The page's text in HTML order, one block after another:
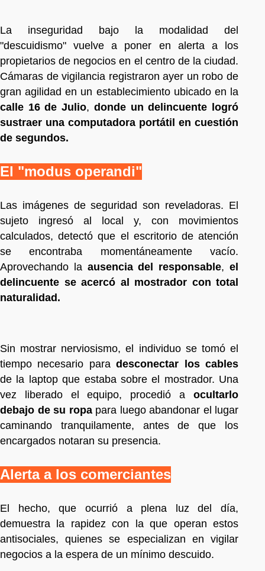
La inseguridad bajo la modalidad del
"descuidismo" vuelve a poner en alerta a los
propietarios de negocios en el centro de la ciudad.
Cámaras de vigilancia registraron ayer un robo de
gran agilidad en un establecimiento ubicado en la
calle 16 de Julio, donde un delincuente logró
sustraer una computadora portátil en cuestión
de segundos.
El "modus operandi"
Las imágenes de seguridad son reveladoras. El
sujeto ingresó al local y, con movimientos
calculados, detectó que el escritorio de atención
se encontraba momentáneamente vacío.
Aprovechando la ausencia del responsable,el
delincuente se acercó al mostrador con total
naturalidad.
Sin mostrar nerviosismo, el individuo se tomó el
tiempo necesario paradesconectar los cables
de la laptop que estaba sobre el mostrador. Una
vez liberado el equipo, procedió a ocultarlo
debajo de su ropapara luego abandonar el lugar
caminando tranquilamente, antes de que los
encargados notaran su presencia.
Alerta a los comerciantes
El hecho, que ocurrió a plena luz del día,
demuestra la rapidez con la que operan estos
antisociales, quienes se especializan en vigilar
negocios a la espera de un mínimo descuido.